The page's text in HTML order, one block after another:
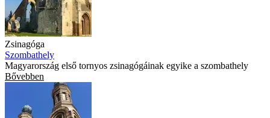
Zsinagóga
Szombathely
Magyarország első tornyos zsinagógáinak egyike a szombathely
Bővebben